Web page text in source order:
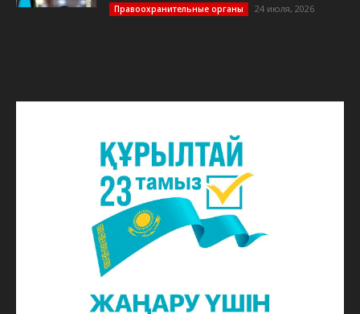
Правоохранительные органы 24 июля, 2026